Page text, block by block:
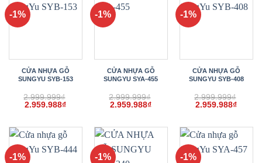
-1%
CỬA NHỰA GỖ
SUNGYU SYB-153
2.999.999₫
Giá
2.999.999₫.
2.959.988₫Giá
là:
2.959.988₫.
-1%
CỬA NHỰA GỖ
SUNGYU SYA-455
2.999.999₫
Giá
2.999.999₫.
2.959.988₫Giá
là:
2.959.988₫.
-1%
CỬA NHỰA GỖ
SUNGYU SYB-408
2.999.999₫
Giá
2.999.999₫.
2.959.988₫Giá
là:
-1% -1% -1%